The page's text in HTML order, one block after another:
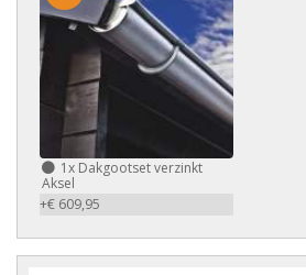
1x Dakgootset verzinkt
Aksel
+€ 609,95